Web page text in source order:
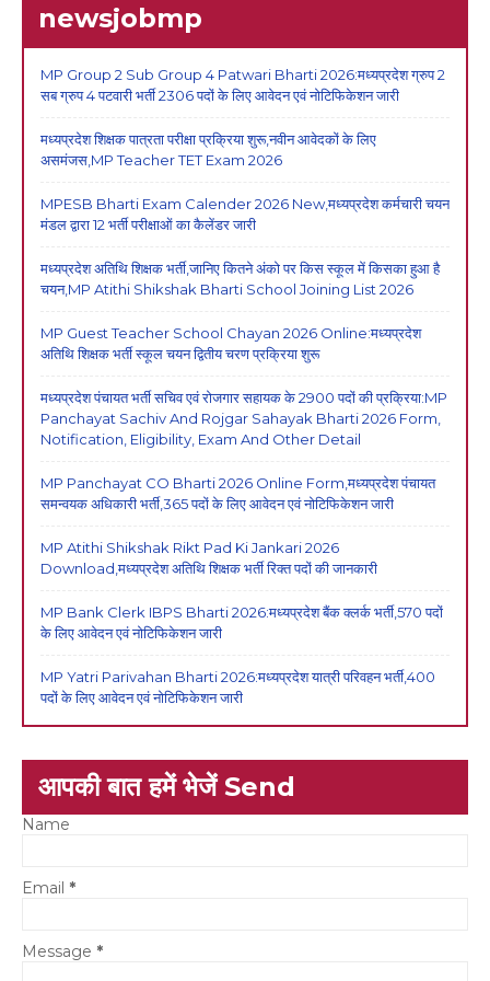
newsjobmp
MP Group 2 Sub Group 4 Patwari Bharti 2026:मध्यप्रदेश ग्रुप 2
सब ग्रुप 4 पटवारी भर्ती 2306 पदों के लिए आवेदन एवं नोटिफिकेशन जारी
मध्यप्रदेश शिक्षक पात्रता परीक्षा प्रक्रिया शुरू,नवीन आवेदकों के लिए
असमंजस,MP Teacher TET Exam 2026
MPESB Bharti Exam Calender 2026 New,मध्यप्रदेश कर्मचारी चयन
मंडल द्वारा 12 भर्ती परीक्षाओं का कैलेंडर जारी
मध्यप्रदेश अतिथि शिक्षक भर्ती,जानिए कितने अंको पर किस स्कूल में किसका हुआ है
चयन,MP Atithi Shikshak Bharti School Joining List 2026
MP Guest Teacher School Chayan 2026 Online:मध्यप्रदेश
अतिथि शिक्षक भर्ती स्कूल चयन द्वितीय चरण प्रक्रिया शुरू
मध्यप्रदेश पंचायत भर्ती सचिव एवं रोजगार सहायक के 2900 पदों की प्रक्रिया:MP
Panchayat Sachiv And Rojgar Sahayak Bharti 2026 Form,
Notification, Eligibility, Exam And Other Detail
MP Panchayat CO Bharti 2026 Online Form,मध्यप्रदेश पंचायत
समन्वयक अधिकारी भर्ती,365 पदों के लिए आवेदन एवं नोटिफिकेशन जारी
MP Atithi Shikshak Rikt Pad Ki Jankari 2026
Download,मध्यप्रदेश अतिथि शिक्षक भर्ती रिक्त पदों की जानकारी
MP Bank Clerk IBPS Bharti 2026:मध्यप्रदेश बैंक क्लर्क भर्ती,570 पदों
के लिए आवेदन एवं नोटिफिकेशन जारी
MP Yatri Parivahan Bharti 2026:मध्यप्रदेश यात्री परिवहन भर्ती,400
पदों के लिए आवेदन एवं नोटिफिकेशन जारी
आपकी बात हमें भेजें Send
Name
Email *
Message *